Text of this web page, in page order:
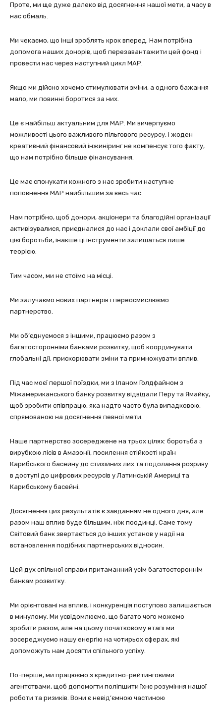
Проте, ми ще дуже далеко від досягнення нашої мети, а часу в
нас обмаль.
Ми чекаємо, що інші зроблять крок вперед. Нам потрібна
допомога наших донорів, щоб перезавантажити цей фонд і
провести нас через наступний цикл МАР.
Якщо ми дійсно хочемо стимулювати зміни, а одного бажання
мало, ми повинні боротися за них.
Це є найбільш актуальним для МАР. Ми вичерпуємо
можливості цього важливого пільгового ресурсу, і жоден
креативний фінансовий інжиніринг не компенсує того факту,
що нам потрібно більше фінансування.
Це має спонукати кожного з нас зробити наступне
поповнення МАР найбільшим за весь час.
Нам потрібно, щоб донори, акціонери та благодійні організації
активізувалися, приєдналися до нас і доклали свої амбіції до
цієї боротьби, інакше ці інструменти залишаться лише
теорією.
Тим часом, ми не стоїмо на місці.
Ми залучаємо нових партнерів і переосмислюємо
партнерство.
Ми об’єднуємося з іншими, працюємо разом з
багатосторонніми банками розвитку, щоб координувати
глобальні дії, прискорювати зміни та примножувати вплив.
Під час моєї першої поїздки, ми з Іланом Голдфайном з
Міжамериканського банку розвитку відвідали Перу та Ямайку,
щоб зробити співпрацю, яка надто часто була випадковою,
спрямованою на досягнення певної мети.
Наше партнерство зосереджене на трьох цілях: боротьба з
вирубкою лісів в Амазонії, посилення стійкості країн
Карибського басейну до стихійних лих та подолання розриву
в доступі до цифрових ресурсів у Латинській Америці та
Карибському басейні.
Досягнення цих результатів є завданням не одного дня, але
разом наш вплив буде більшим, ніж поодинці. Саме тому
Світовий банк звертається до інших установ у надії на
встановлення подібних партнерських відносин.
Цей дух спільної справи притаманний усім багатостороннім
банкам розвитку.
Ми орієнтовані на вплив, і конкуренція поступово залишається
в минулому. Ми усвідомлюємо, що багато чого можемо
зробити разом, але на цьому початковому етапі ми
зосереджуємо нашу енергію на чотирьох сферах, які
допоможуть нам досягти спільного успіху.
По-перше, ми працюємо з кредитно-рейтинговими
агентствами, щоб допомогти поліпшити їхнє розуміння нашої
роботи та ризиків. Вони є невід’ємною частиною